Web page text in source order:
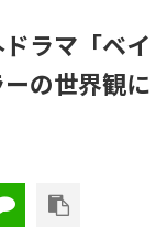
ラマ「ベイ
の世界観に